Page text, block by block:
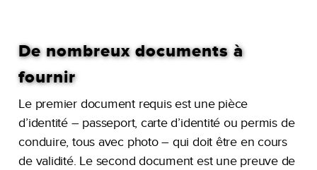
De nombreux documents à
fournir
Le premier document requis est une pièce
d’identité – passeport, carte d’identité ou permis de
conduire, tous avec photo – qui doit être en cours
de validité. Le second document est une preuve de